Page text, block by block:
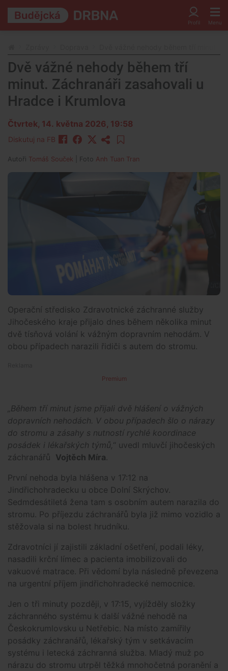
Dvě vážné nehody během tří
minut. Záchranáři zasahovali u
Hradce i Krumlova
Čtvrtek, 14. května 2026, 19:58
Diskutuj na FB
Autoři Tomáš Souček | Foto Anh Tuan Tran
Operační středisko Zdravotnické záchranné služby
Jihočeského kraje přijalo dnes během několika minut
dvě tísňová volání k vážným dopravním nehodám. V
obou případech narazili řidiči s autem do stromu.
Premium
„Během tří minut jsme přijali dvě hlášení o vážných
dopravních nehodách. V obou případech šlo o nárazy
do stromu a zásahy s nutností rychlé koordinace
posádek i lékařských týmů, “ uvedl mluvčí jihočeských
záchranářů Vojtěch Míra.
První nehoda byla hlášena v 17:12 na
Jindřichohradecku u obce Dolní Skrýchov.
Sedmdesátiletá žena tam s osobním autem narazila do
stromu. Po příjezdu záchranářů byla již mimo vozidlo a
stěžovala si na bolest hrudníku.
Zdravotníci jí zajistili základní ošetření, podali léky,
nasadili krční límec a pacienta imobilizovali do
vakuové matrace. Při vědomí byla následně převezena
na urgentní příjem jindřichohradecké nemocnice.
Jen o tři minuty později, v 17:15, vyjížděly složky
záchranného systému k další vážné nehodě na
Českokrumlovsku u Netřebic. Na místo zamířily
posádky záchranářů, lékařský tým v setkávacím
systému i letecká záchranná služba. Mladý muž po
nárazu do stromu utrpěl těžká mnohočetná poranění a